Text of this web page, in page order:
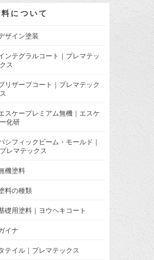
について
ザイン塗装
ンテグラルコート｜プレマテッ
クス
リザーブコート｜プレマテック
ス
スケープレミアム無機｜エスケ
ー化研
シフィックビーム・モールド｜
プレマテックス
機塗料
料の種類
礎用塗料｜ヨウヘキコート
イナ
テイル｜プレマテックス